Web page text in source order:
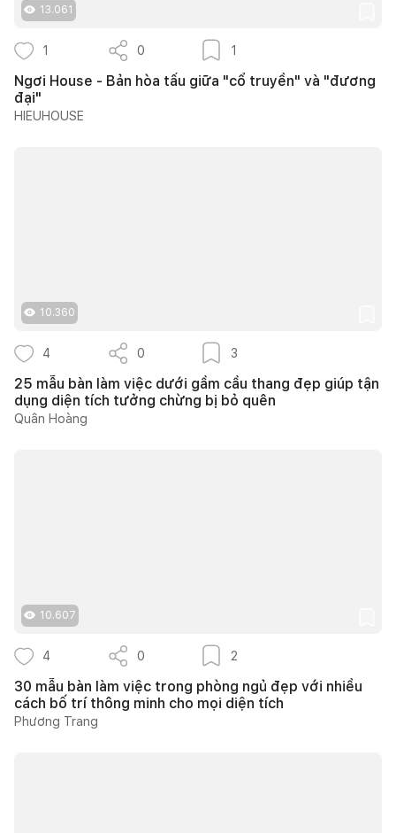
13.061
1 0 1
Ngơi House - Bản hòa tấu giữa "cổ truyền" và "đương
đại"
HIEUHOUSE
10.360
4 0 3
25 mẫu bàn làm việc dưới gầm cầu thang đẹp giúp tận
dụng diện tích tưởng chừng bị bỏ quên
Quân Hoàng
10.607
4 0 2
30 mẫu bàn làm việc trong phòng ngủ đẹp với nhiều
cách bố trí thông minh cho mọi diện tích
Phương Trang